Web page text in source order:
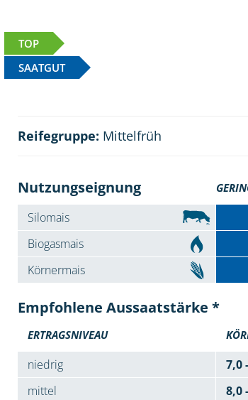
TOP
SAATGUT
Reifegruppe: Mittelfrüh
Nutzungseignung
Silomais
Biogasmais
Körnermais
Empfohlene Aussaatstärke *
ERTRAGSNIVEAU
niedrig
7,0
mittel
8,0